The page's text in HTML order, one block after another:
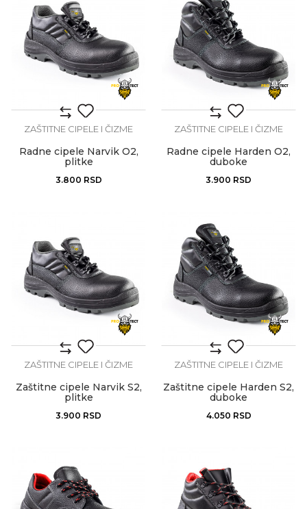
ZAŠTITNE CIPELE I ČIZME
Radne cipele Narvik O2,
plitke
3.800 RSD
ZAŠTITNE CIPELE I ČIZME
Radne cipele Harden O2,
duboke
3.900 RSD
ZAŠTITNE CIPELE I ČIZME
Zaštitne cipele Narvik S2,
plitke
3.900 RSD
ZAŠTITNE CIPELE I ČIZME
Zaštitne cipele Harden S2,
duboke
4.050 RSD